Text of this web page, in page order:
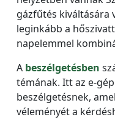
gázfűtés kiváltására
leginkább a
napelemmel
A beszélgetésben
témának. Itt az e-
beszélgetésnek,
véleményét a